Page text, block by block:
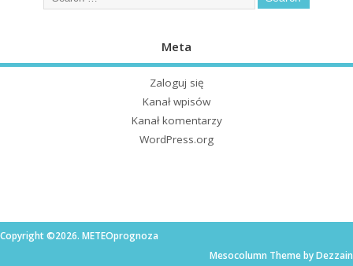
Meta
Zaloguj się
Kanał wpisów
Kanał komentarzy
WordPress.org
Copyright ©2026. METEOprognoza
Mesocolumn Theme by Dezzain